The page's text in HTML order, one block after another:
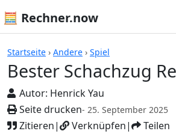
🧮 Rechner.now
Startseite › Andere › Spiel
Bester Schachzug
Autor: Henrick Yau
Seite drucken- 25. September 2025
Zitieren| Verknüpfen| Teilen
Rechner